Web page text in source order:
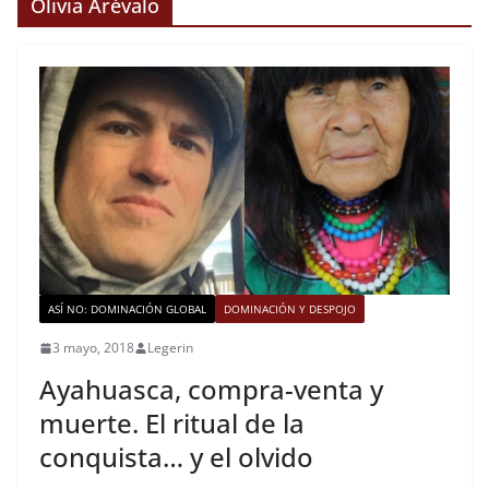
Olivia Arévalo
ASÍ NO: DOMINACIÓN GLOBAL DOMINACIÓN Y DESPOJO
3 mayo, 2018 Legerin
Ayahuasca, compra-venta y
muerte. El ritual de la
conquista… y el olvido